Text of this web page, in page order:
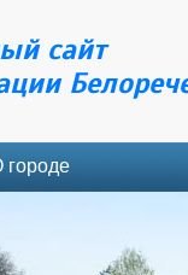
сайт
городе